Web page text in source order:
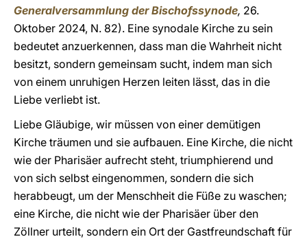
Generalversammlung der Bischofssynode, 26.
Oktober 2024, N. 82). Eine synodale Kirche zu sein
bedeutet anzuerkennen, dass man die Wahrheit nicht
besitzt, sondern gemeinsam sucht, indem man sich
von einem unruhigen Herzen leiten lässt, das in die
Liebe verliebt ist.
Liebe Gläubige, wir müssen von einer demütigen
Kirche träumen und sie aufbauen. Eine Kirche, die nicht
wie der Pharisäer aufrecht steht, triumphierend und
von sich selbst eingenommen, sondern die sich
herabbeugt, um der Menschheit die Füße zu waschen;
eine Kirche, die nicht wie der Pharisäer über den
Zöllner urteilt, sondern ein Ort der Gastfreundschaft für